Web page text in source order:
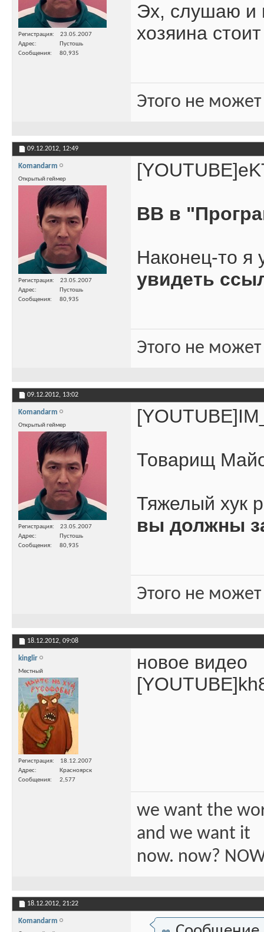
Регистрация
23.05.2007
Адрес
Пустошь
Сообщения
80,935
Эх, слушаю и
хозяина
Этого не
09.12.2012, 12:49
Komandarm
Открытый геймер
Регистрация
23.05.2007
Адрес
Пустошь
Сообщения
80,935
ВВ в
Наконец-то я
увидеть
Этого не
09.12.2012, 13:02
Komandarm
Открытый геймер
Регистрация
23.05.2007
Адрес
Пустошь
Сообщения
80,935
Товарищ
Тяжелый хук
вы должны
Этого не
18.12.2012, 09:08
kinglir
Местный
Регистрация
18.12.2007
Адрес
Красноярск
Сообщения
2,577
новое видео
we want the
and we want it
now. now?
18.12.2012, 21:22
Komandarm